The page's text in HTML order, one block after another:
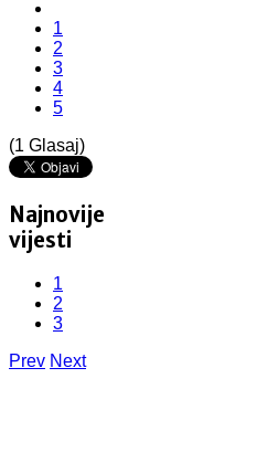
1
2
3
4
5
(1 Glasaj)
Najnovije
vijesti
1
2
3
Prev Next